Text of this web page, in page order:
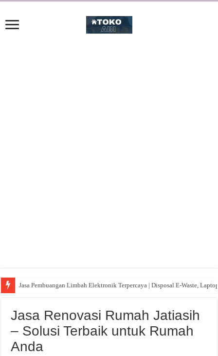
Jasa Pembuangan Limbah Elektronik Terpercaya | Disposal E-Waste,
Jasa Renovasi Rumah Jatiasih
– Solusi Terbaik untuk Rumah
Anda